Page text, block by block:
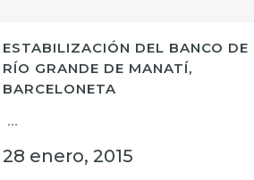
ESTABILIZACIÓN DEL BANCO DE
RÍO GRANDE DE MANATÍ,
BARCELONETA
...
28 enero, 2015